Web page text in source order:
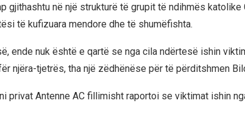
gjithashtu në një strukturë të grupit të ndihmës katolike
të kufizuara mendore dhe të shumëfishta.
ende nuk është e qartë se nga cila ndërtesë ishin
njëra-tjetrës, tha një zëdhënëse për të përditshmen
privat Antenne AC fillimisht raportoi se viktimat ishin